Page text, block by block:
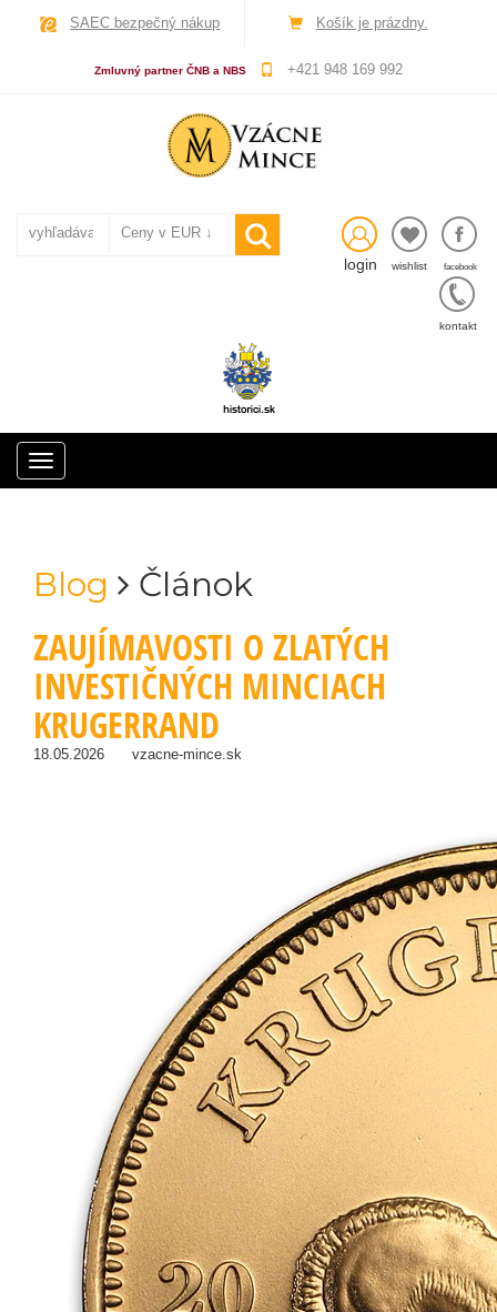
SAEC bezpečný nákup Košík je prázdny.
Zmluvný partner ČNB a NBS +421 948 169 992
login wishlist facebook
kontakt
Toggle
navigation
Blog Článok
ZAUJÍMAVOSTI O ZLATÝCH
INVESTIČNÝCH MINCIACH
KRUGERRAND
18.05.2026 vzacne-mince.sk